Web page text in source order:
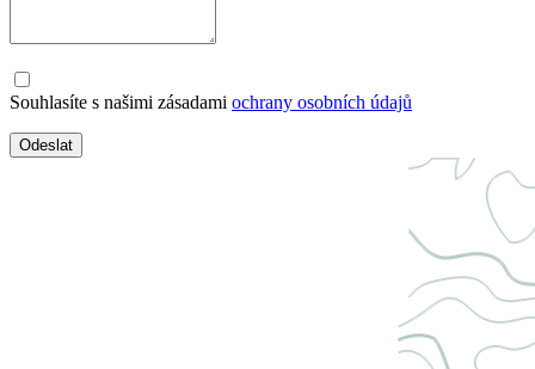
Souhlasíte s našimi zásadami ochrany osobních údajů
Odeslat